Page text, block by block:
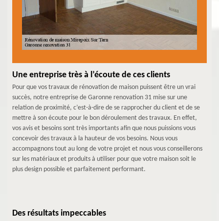
Une entreprise très à l’écoute de ces clients
Pour que vos travaux de rénovation de maison puissent être un vrai
succès, notre entreprise de Garonne renovation 31 mise sur une
relation de proximité, c’est-à-dire de se rapprocher du client et de se
mettre à son écoute pour le bon déroulement des travaux. En effet,
vos avis et besoins sont très importants afin que nous puissions vous
concevoir des travaux à la hauteur de vos besoins. Nous vous
accompagnons tout au long de votre projet et nous vous conseillerons
sur les matériaux et produits à utiliser pour que votre maison soit le
plus design possible et parfaitement performant.
Des résultats impeccables